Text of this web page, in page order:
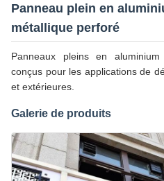
Panneau plein en
métallique perforé
Panneaux pleins en
conçus pour les applications de
et extérieures.
Galerie de produits